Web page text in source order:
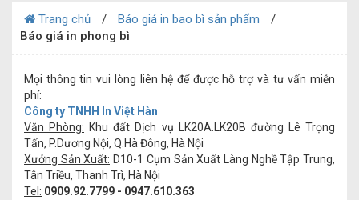
Trang chủ
Báo giá in bao bì sản phẩm
Báo giá in phong bì
Mọi thông tin vui lòng liên hệ để được hỗ trợ và tư vấn miễn
phí:
Công ty TNHH In Việt Hàn
Văn Phòng: Khu đất Dịch vụ LK20A.LK20B đường Lê Trọng
Tấn, P.Dương Nội, Q.Hà Đông, Hà Nội
Xưởng Sản Xuất: D10-1 Cụm Sản Xuất Làng Nghề Tập Trung,
Tân Triều, Thanh Trì, Hà Nội
Tel: 0909.92.7799 - 0947.610.363